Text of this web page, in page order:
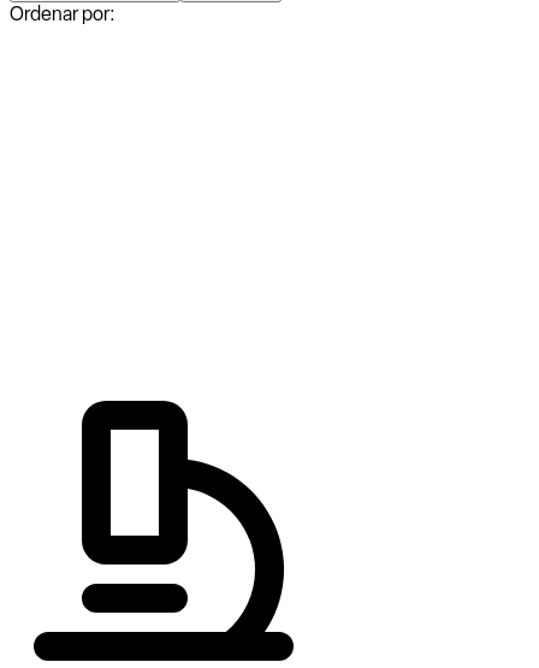
Ordenar por: